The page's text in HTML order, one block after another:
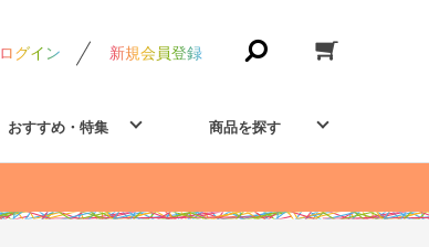
ログイン 新規会員登録
おすすめ・特集 商品を探す